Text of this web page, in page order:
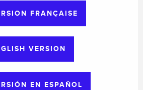
FRANÇAISE
VERSION
EN ESPAÑOL